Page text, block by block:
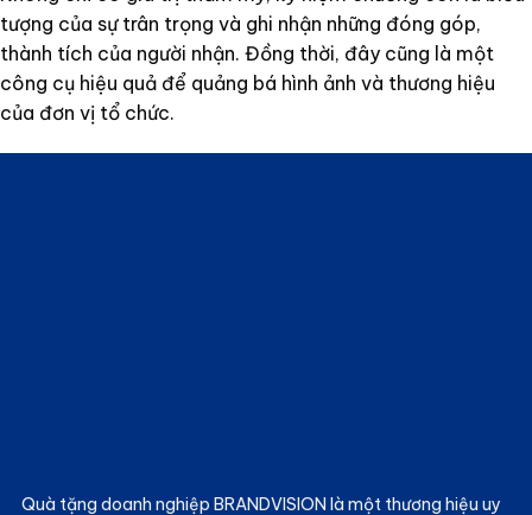
tượng của sự trân trọng và ghi nhận những đóng góp,
thành tích của người nhận. Đồng thời, đây cũng là một
công cụ hiệu quả để quảng bá hình ảnh và thương hiệu
của đơn vị tổ chức.
Quà tặng doanh nghiệp BRANDVISION là một thương hiệu uy